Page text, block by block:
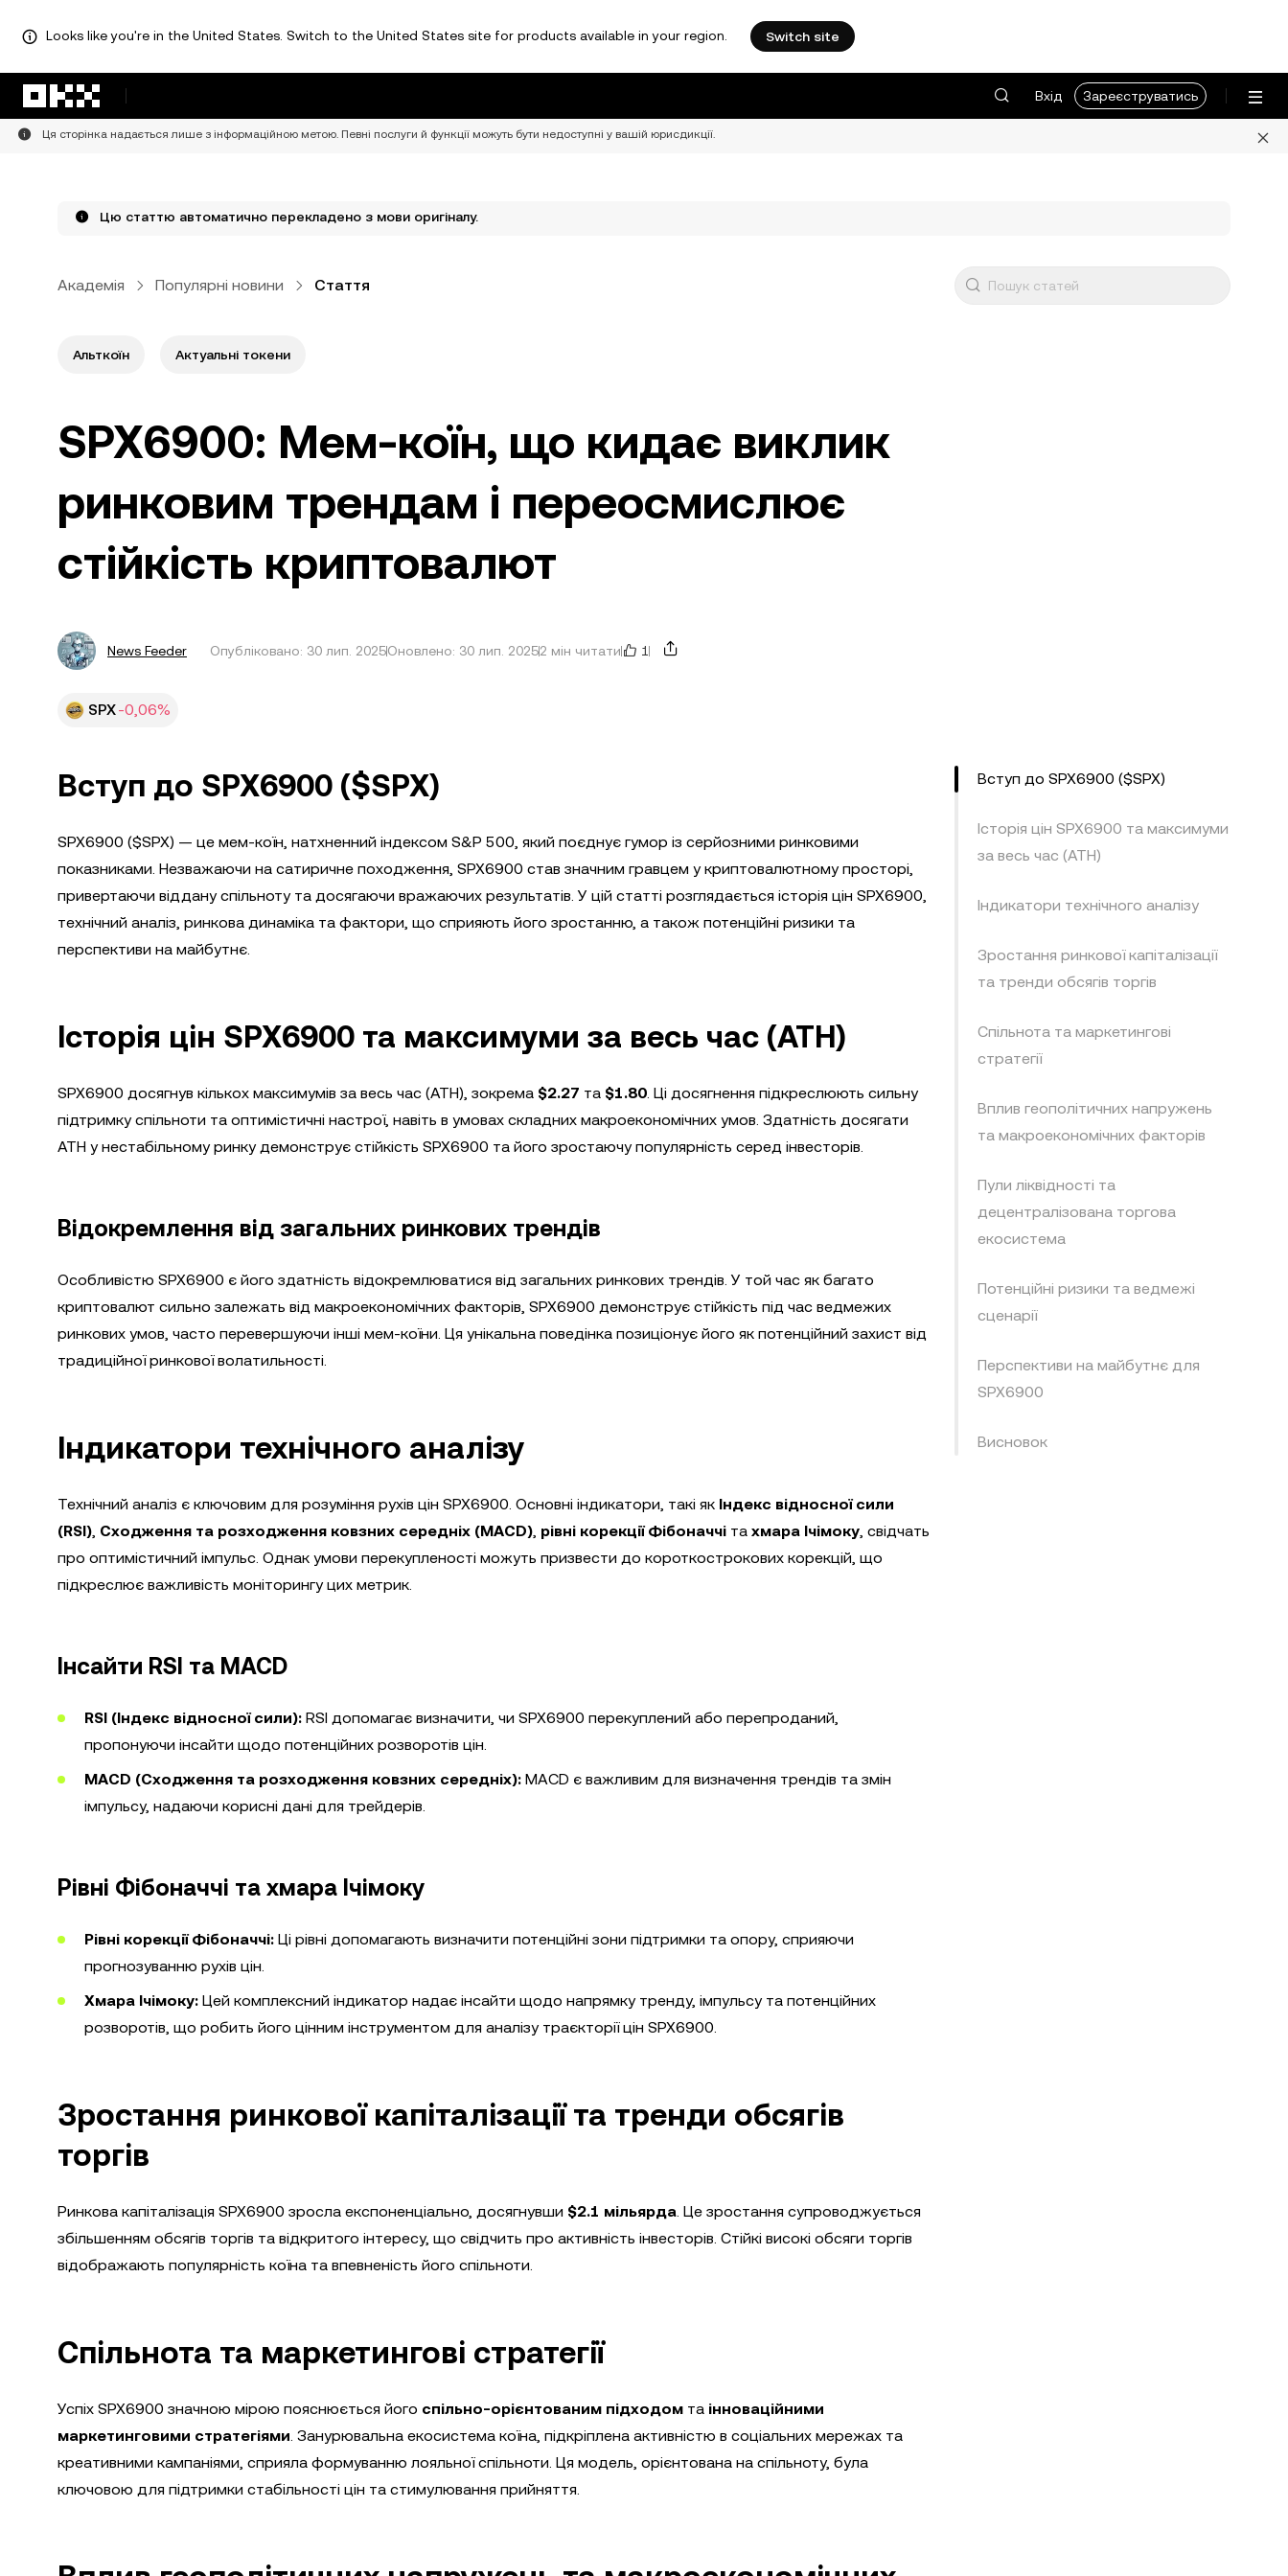
Looks like you're in the United States. Switch to the United States site for products available in your region. Switch site
Вхід
Зареєструватись
Ця сторінка надається лише з інформаційною метою. Певні послуги й функції можуть бути недоступні у вашій юрисдикції.
Цю статтю автоматично перекладено з мови оригіналу.
Академія Популярні новини Стаття
Альткоїн Актуальні токени
SPX6900: Мем-коїн, що кидає виклик
ринковим трендам і переосмислює
стійкість криптовалют
News Feeder Опубліковано: 30 лип. 2025Оновлено: 30 лип. 20252 мін читати 1
SPX-0,06%
Вступ до SPX6900 ($SPX)
SPX6900 ($SPX) — це мем-коїн, натхненний індексом S&P 500, який поєднує гумор із серйозними ринковими
показниками. Незважаючи на сатиричне походження, SPX6900 став значним гравцем у криптовалютному просторі,
привертаючи віддану спільноту та досягаючи вражаючих результатів. У цій статті розглядається історія цін SPX6900,
технічний аналіз, ринкова динаміка та фактори, що сприяють його зростанню, а також потенційні ризики та
перспективи на майбутнє.
Історія цін SPX6900 та максимуми за весь час (ATH)
SPX6900 досягнув кількох максимумів за весь час (ATH), зокрема $2.27 та $1.80. Ці досягнення підкреслюють сильну
підтримку спільноти та оптимістичні настрої, навіть в умовах складних макроекономічних умов. Здатність досягати
ATH у нестабільному ринку демонструє стійкість SPX6900 та його зростаючу популярність серед інвесторів.
Відокремлення від загальних ринкових трендів
Особливістю SPX6900 є його здатність відокремлюватися від загальних ринкових трендів. У той час як багато
криптовалют сильно залежать від макроекономічних факторів, SPX6900 демонструє стійкість під час ведмежих
ринкових умов, часто перевершуючи інші мем-коїни. Ця унікальна поведінка позиціонує його як потенційний захист від
традиційної ринкової волатильності.
Індикатори технічного аналізу
Технічний аналіз є ключовим для розуміння рухів цін SPX6900. Основні індикатори, такі як Індекс відносної сили
(RSI), Сходження та розходження ковзних середніх (MACD), рівні корекції Фібоначчі та хмара Ічімоку, свідчать
про оптимістичний імпульс. Однак умови перекупленості можуть призвести до короткострокових корекцій, що
підкреслює важливість моніторингу цих метрик.
Інсайти RSI та MACD
RSI (Індекс відносної сили): RSI допомагає визначити, чи SPX6900 перекуплений або перепроданий,
пропонуючи інсайти щодо потенційних розворотів цін.
MACD (Сходження та розходження ковзних середніх): MACD є важливим для визначення трендів та змін
імпульсу, надаючи корисні дані для трейдерів.
Рівні Фібоначчі та хмара Ічімоку
Рівні корекції Фібоначчі: Ці рівні допомагають визначити потенційні зони підтримки та опору, сприяючи
прогнозуванню рухів цін.
Хмара Ічімоку: Цей комплексний індикатор надає інсайти щодо напрямку тренду, імпульсу та потенційних
розворотів, що робить його цінним інструментом для аналізу траєкторії цін SPX6900.
Зростання ринкової капіталізації та тренди обсягів
торгів
Ринкова капіталізація SPX6900 зросла експоненціально, досягнувши $2.1 мільярда. Це зростання супроводжується
збільшенням обсягів торгів та відкритого інтересу, що свідчить про активність інвесторів. Стійкі високі обсяги торгів
відображають популярність коїна та впевненість його спільноти.
Спільнота та маркетингові стратегії
Успіх SPX6900 значною мірою пояснюється його спільно-орієнтованим підходом та інноваційними
маркетинговими стратегіями. Занурювальна екосистема коїна, підкріплена активністю в соціальних мережах та
креативними кампаніями, сприяла формуванню лояльної спільноти. Ця модель, орієнтована на спільноту, була
ключовою для підтримки стабільності цін та стимулювання прийняття.
Вступ до SPX6900 ($SPX)
Історія цін SPX6900 та максимуми
за весь час (ATH)
Індикатори технічного аналізу
Зростання ринкової капіталізації
та тренди обсягів торгів
Спільнота та маркетингові
стратегії
Вплив геополітичних напружень
та макроекономічних факторів
Пули ліквідності та
децентралізована торгова
екосистема
Потенційні ризики та ведмежі
сценарії
Перспективи на майбутнє для
SPX6900
Висновок